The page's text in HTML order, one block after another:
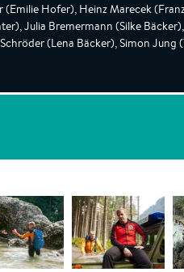
(Emilie Hofer), Heinz Marecek
Julia Bremermann (Silke
(Lena Bäcker), Simon Jung